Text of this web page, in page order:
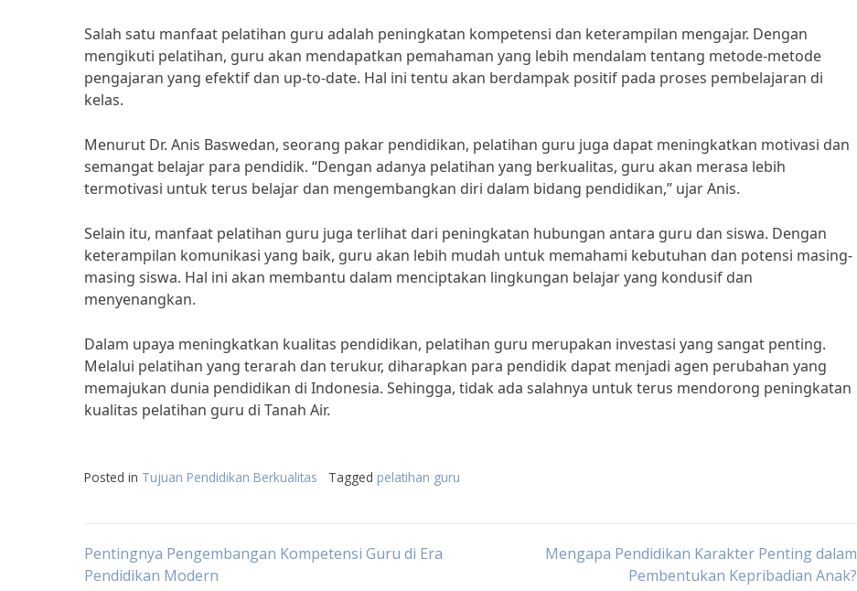
Salah satu manfaat pelatihan guru adalah peningkatan kompetensi dan keterampilan mengajar. Dengan
mengikuti pelatihan, guru akan mendapatkan pemahaman yang lebih mendalam tentang metode-metode
pengajaran yang efektif dan up-to-date. Hal ini tentu akan berdampak positif pada proses pembelajaran di
kelas.
Menurut Dr. Anis Baswedan, seorang pakar pendidikan, pelatihan guru juga dapat meningkatkan motivasi dan
semangat belajar para pendidik. “Dengan adanya pelatihan yang berkualitas, guru akan merasa lebih
termotivasi untuk terus belajar dan mengembangkan diri dalam bidang pendidikan,” ujar Anis.
Selain itu, manfaat pelatihan guru juga terlihat dari peningkatan hubungan antara guru dan siswa. Dengan
keterampilan komunikasi yang baik, guru akan lebih mudah untuk memahami kebutuhan dan potensi masing-
masing siswa. Hal ini akan membantu dalam menciptakan lingkungan belajar yang kondusif dan
menyenangkan.
Dalam upaya meningkatkan kualitas pendidikan, pelatihan guru merupakan investasi yang sangat penting.
Melalui pelatihan yang terarah dan terukur, diharapkan para pendidik dapat menjadi agen perubahan yang
memajukan dunia pendidikan di Indonesia. Sehingga, tidak ada salahnya untuk terus mendorong peningkatan
kualitas pelatihan guru di Tanah Air.
Posted in Tujuan Pendidikan Berkualitas Tagged pelatihan guru
Post
Pentingnya Pengembangan Kompetensi Guru di Era
Pendidikan Modern
Mengapa Pendidikan Karakter Penting dalam
Pembentukan Kepribadian Anak?